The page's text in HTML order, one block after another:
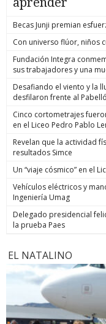
Becas Junji premian
Con universo flúor, niños
Fundación Integra
sus trabajadores y una
Desafiando el viento y la
desfilaron frente al
Cinco cortometrajes
en el Liceo Pedro Pablo
Revelan que la actividad
resultados Simce
Un “viaje cósmico” en el
Vehículos eléctricos y
Ingeniería Umag
Delegado presidencial
la prueba Paes
EL NATALINO